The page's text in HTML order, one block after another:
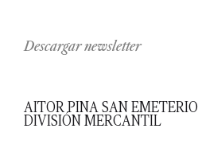
Descargar newsletter
AITOR PINA SAN EMETERIO
DIVISIÓN MERCANTIL